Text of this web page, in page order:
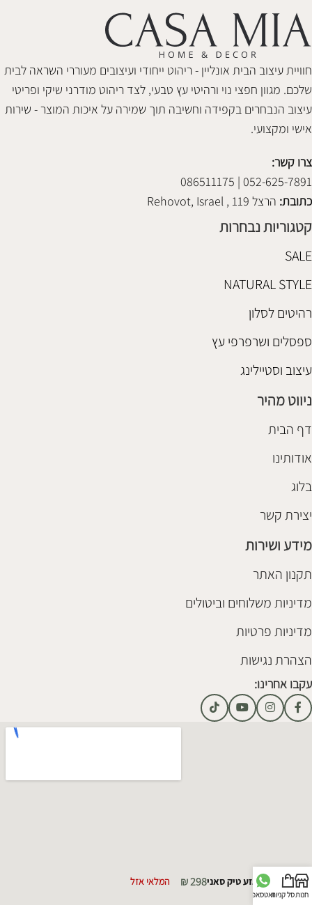
חוויית עיצוב הבית אונליין - ריהוט ייחודי ועיצובים מעוררי השראה לבית
שלכם. מגוון חפצי נוי ורהיטי עץ טבעי, לצד ריהוט מודרני שיקי ופריטי
עיצוב הנבחרים בקפידה וחשיבה תוך שמירה על איכות המוצר - שירות
אישי ומקצועי.
צרו קשר:
052-625-7891 | 086511175
כתובת: הרצל 119 , Rehovot, Israel
קטגוריות נבחרות
SALE
NATURAL STYLE
רהיטים לסלון
ספסלים ושרפרפי עץ
עיצוב וסטיילינג
ניווט מהיר
דף הבית
אודותינו
בלוג
יצירת קשר
מידע ושירות
תקנון האתר
מדיניות משלוחים וביטולים
מדיניות פרטיות
הצהרת נגישות
עקבו אחרינו:
חנותסל קניותוואטסאפ
נר גזע טיק סאני ₪298 המלאי אזל